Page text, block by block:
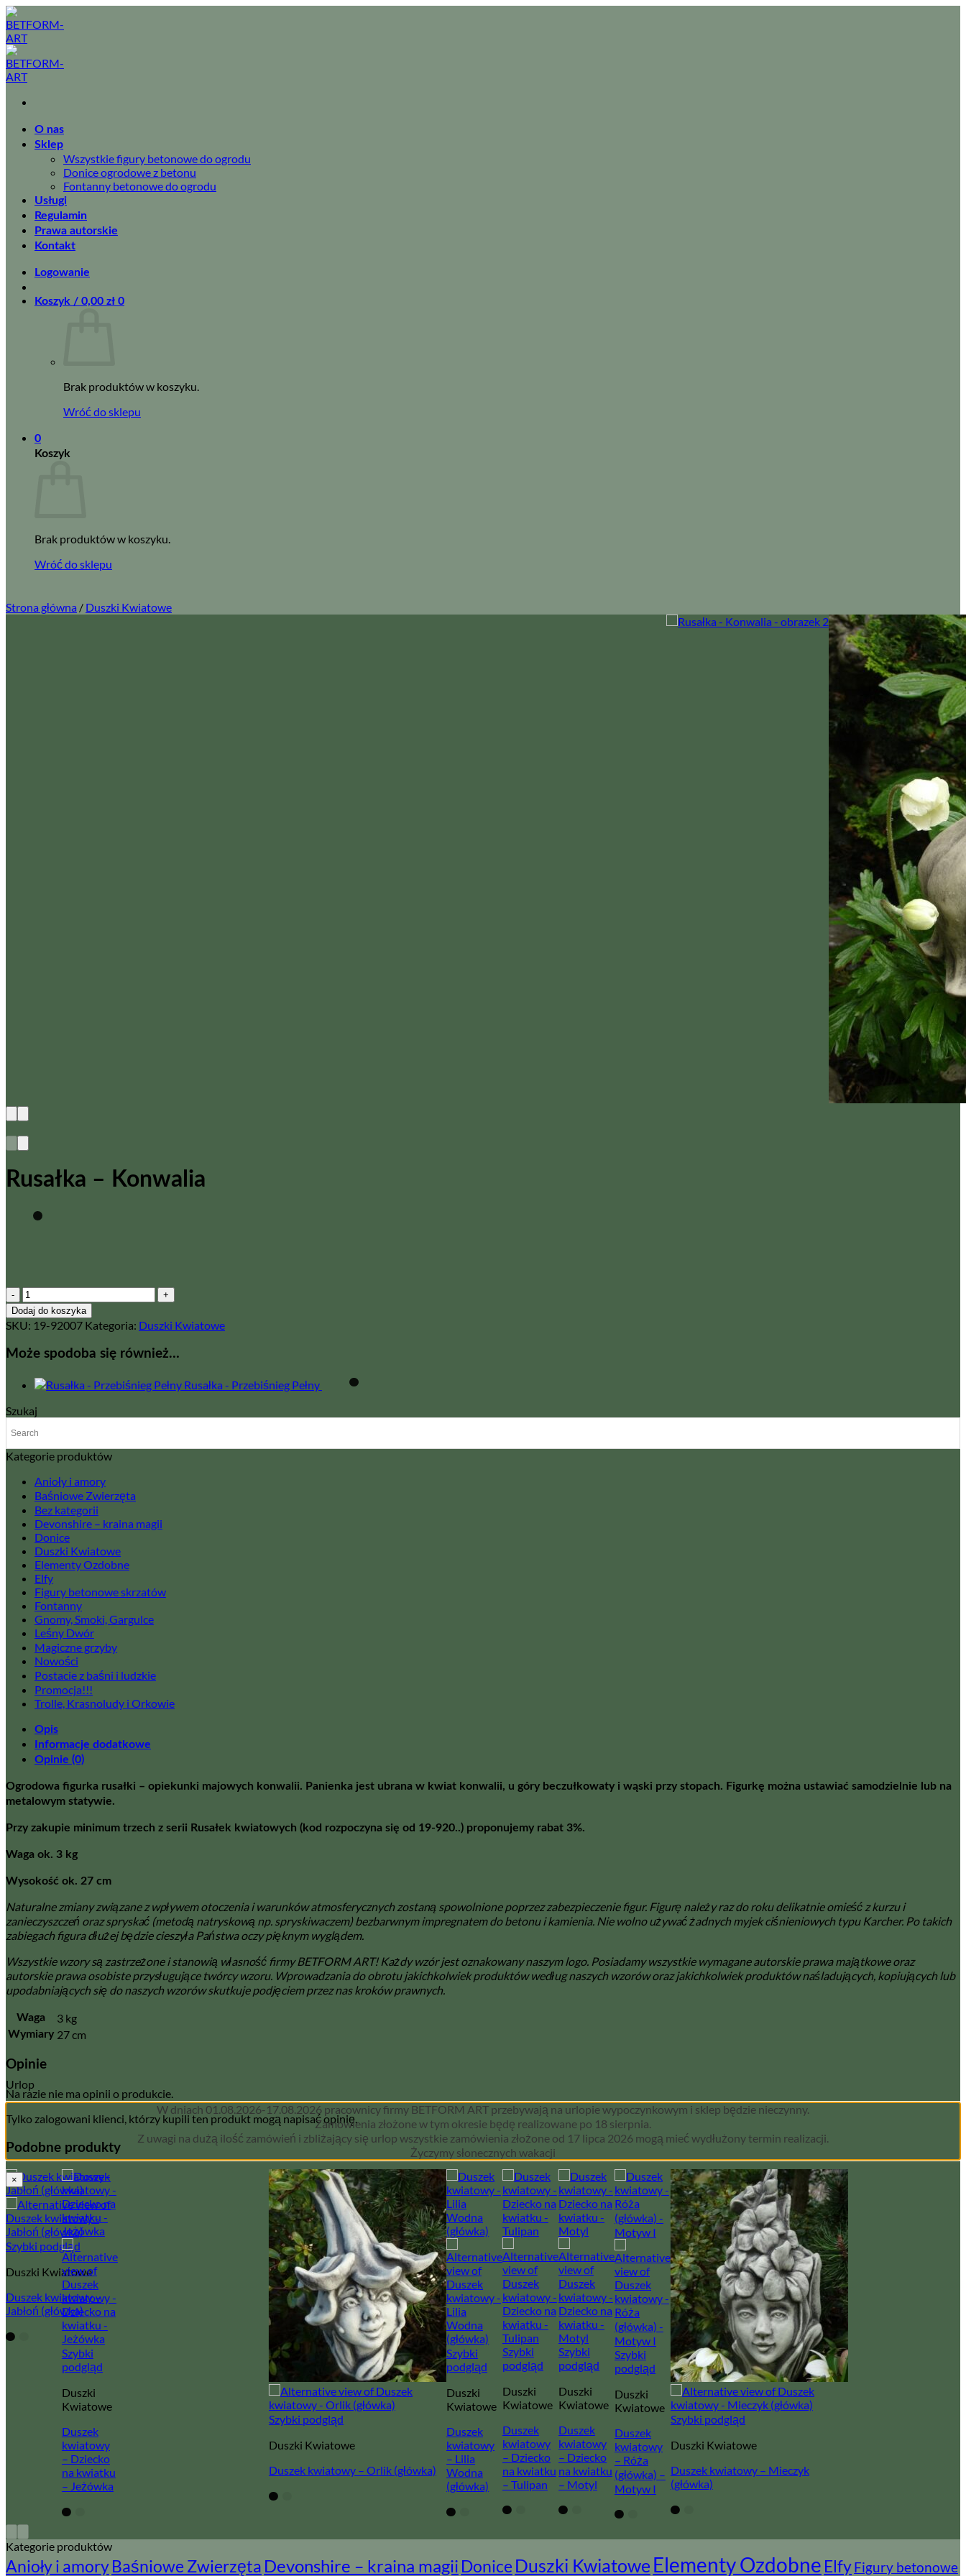
Przewiń
do
zawartości
O nas
Sklep
Wszystkie figury betonowe do ogrodu
Donice ogrodowe z betonu
Fontanny betonowe do ogrodu
Usługi
Regulamin
Prawa autorskie
Kontakt
Logowanie
Koszyk / 0,00 zł 0
Brak produktów w koszyku.
Wróć do sklepu
0
Koszyk
Brak produktów w koszyku.
Wróć do sklepu
Strona główna / Duszki Kwiatowe
Rusałka – Konwalia
ilość
Rusałka
-
Dodaj do koszyka
SKU: 19-92007 Kategoria: Duszki Kwiatowe
Może spodoba się również…
Rusałka - Przebiśnieg Pełny
Szukaj
Kategorie produktów
Anioły i amory
Baśniowe Zwierzęta
Bez kategorii
Devonshire – kraina magii
Donice
Duszki Kwiatowe
Elementy Ozdobne
Elfy
Figury betonowe skrzatów
Fontanny
Gnomy, Smoki, Gargulce
Leśny Dwór
Magiczne grzyby
Nowości
Postacie z baśni i ludzkie
Promocja!!!
Trolle, Krasnoludy i Orkowie
Opis
Informacje dodatkowe
Opinie (0)
Ogrodowa figurka rusałki – opiekunki majowych konwalii. Panienka jest ubrana w kwiat konwalii, u góry beczułkowaty i wąski przy stopach. Figurkę można ustawiać samodzielnie lub na
metalowym statywie.
Przy zakupie minimum trzech z serii Rusałek kwiatowych (kod rozpoczyna się od 19-920..) proponujemy rabat 3%.
Waga ok. 3 kg
Wysokość ok. 27 cm
Naturalne zmiany związane z wpływem otoczenia i warunków atmosferycznych zostaną spowolnione poprzez zabezpieczenie figur. Figurę należy raz do roku delikatnie omieść z kurzu i
zanieczyszczeń oraz spryskać (metodą natryskową np. spryskiwaczem) bezbarwnym impregnatem do betonu i kamienia. Nie wolno używać żadnych myjek ciśnieniowych typu Karcher. Po takich
zabiegach figura dłużej będzie cieszyła Państwa oczy pięknym wyglądem.
Wszystkie wzory są zastrzeżone i stanowią własność firmy BETFORM ART! Każdy wzór jest oznakowany naszym logo. Posiadamy wszystkie wymagane autorskie prawa majątkowe oraz
autorskie prawa osobiste przysługujące twórcy wzoru. Wprowadzania do obrotu jakichkolwiek produktów według naszych wzorów oraz jakichkolwiek produktów naśladujących, kopiujących lub
upodabniających się do naszych wzorów skutkuje podjęciem przez nas kroków prawnych.
Waga 3 kg
Wymiary 27 cm
Opinie
Na razie nie ma opinii o produkcie.
Tylko zalogowani klienci, którzy kupili ten produkt mogą napisać opinię.
Podobne produkty
Szybki podgląd
Duszki Kwiatowe
Duszek kwiatowy –
Jabłoń (główka)
Szybki
podgląd
Duszki
Kwiatowe
Duszek
kwiatowy
– Dziecko
na kwiatku
– Jeżówka
Szybki podgląd
Duszki Kwiatowe
Duszek kwiatowy – Orlik (główka)
Szybki
podgląd
Duszki
Kwiatowe
Duszek
kwiatowy
– Lilia
Wodna
(główka)
Szybki
podgląd
Duszki
Kwiatowe
Duszek
kwiatowy
– Dziecko
na kwiatku
– Tulipan
Szybki
podgląd
Duszki
Kwiatowe
Duszek
kwiatowy
– Dziecko
na kwiatku
– Motyl
Szybki
podgląd
Duszki
Kwiatowe
Duszek
kwiatowy
– Róża
(główka) –
Motyw I
Szybki podgląd
Duszki Kwiatowe
Duszek kwiatowy – Mieczyk
(główka)
Kategorie produktów
Anioły i amoryBaśniowe Zwierzęta Devonshire – kraina magii Donice Duszki Kwiatowe Elementy Ozdobne ElfyFigury betonowe
Urlop
W dniach 01.08.2026-17.08.2026 pracownicy firmy BETFORM ART przebywają na urlopie wypoczynkowym i sklep będzie nieczynny.
Zamówienia złożone w tym okresie będę realizowane po 18 sierpnia.
Z uwagi na dużą ilość zamówień i zbliżający się urlop wszystkie zamówienia złożone od 17 lipca 2026 mogą mieć wydłużony termin realizacji.
Życzymy słonecznych wakacji
×